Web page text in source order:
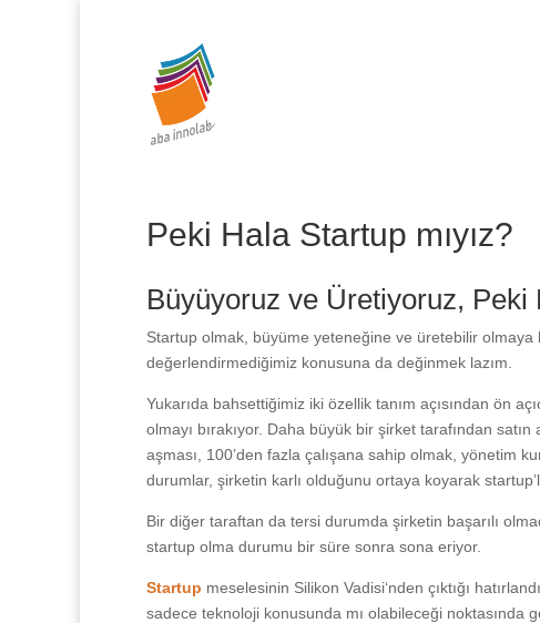
Peki Hala Startup mıyız?
Büyüyoruz ve Üretiyoruz, Peki
Startup olmak, büyüme yeteneğine ve üretebilir olmaya
değerlendirmediğimiz konusuna da değinmek lazım.
Yukarıda bahsettiğimiz iki özellik tanım açısından ön
olmayı bırakıyor. Daha büyük bir şirket tarafından
aşması, 100’den fazla çalışana sahip olmak, yönetim
durumlar, şirketin karlı olduğunu ortaya koyarak
Bir diğer taraftan da tersi durumda şirketin başarılı
startup olma durumu bir süre sonra sona eriyor.
Startup meselesinin Silikon Vadisi‘nden çıktığı
sadece teknoloji konusunda mı olabileceği noktasında